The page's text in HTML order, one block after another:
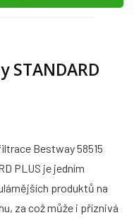
STANDARD
Bestway 58515
PLUS je jedním
produktů na
za což může i příznivá